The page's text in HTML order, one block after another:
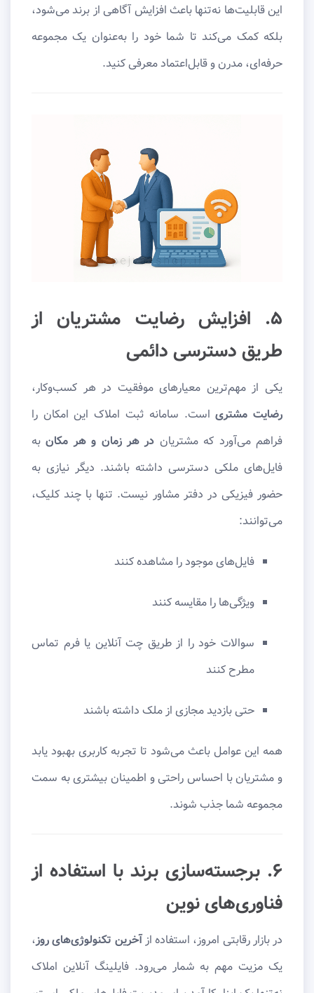
این قابلیت‌ها نه‌تنها باعث افزایش آگاهی از برند می‌شود،
بلکه کمک می‌کند تا شما خود را به‌عنوان یک مجموعه
حرفه‌ای، مدرن و قابل‌اعتماد معرفی کنید.
۵. افزایش رضایت مشتریان از
طریق دسترسی دائمی
یکی از مهم‌ترین معیارهای موفقیت در هر کسب‌وکار،
رضایت مشتریاست. سامانه ثبت املاک این امکان را
فراهم می‌آورد که مشتریان در هر زمان و هر مکانبه
فایل‌های ملکی دسترسی داشته باشند. دیگر نیازی به
حضور فیزیکی در دفتر مشاور نیست. تنها با چند کلیک،
می‌توانند:
فایل‌های موجود را مشاهده کنند
ویژگی‌ها را مقایسه کنند
سوالات خود را از طریق چت آنلاین یا فرم تماس
مطرح کنند
حتی بازدید مجازی از ملک داشته باشند
همه این عوامل باعث می‌شود تا تجربه کاربری بهبود یابد
و مشتریان با احساس راحتی و اطمینان بیشتری به سمت
مجموعه شما جذب شوند.
۶. برجسته‌سازی برند با استفاده از
فناوری‌های نوین
در بازار رقابتی امروز، استفاده ازآخرین تکنولوژی‌های روز،
یک مزیت مهم به شمار می‌رود. فایلینگ آنلاین املاک